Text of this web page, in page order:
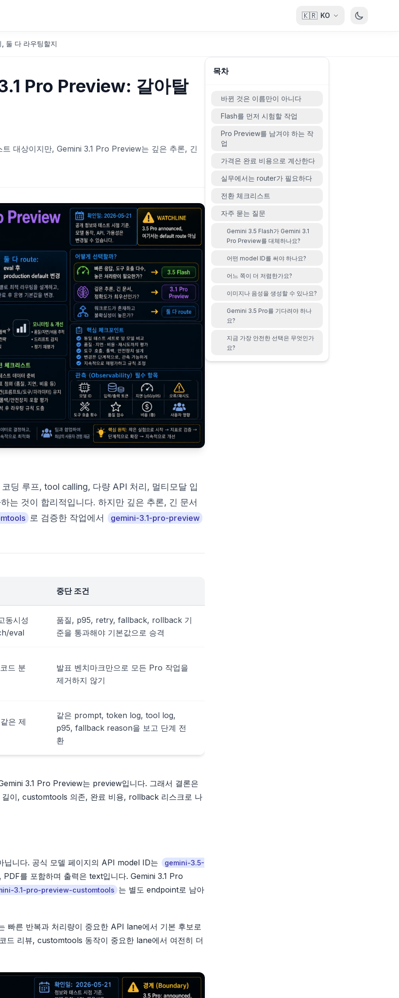
🇰🇷 KO
둘 다 라우팅할지
Pro Preview: 갈아탈
대상이지만, Gemini 3.1 Pro Preview는 깊은 추론, 긴
딩 루프, tool calling, 다량 API 처리, 멀티모달 입
는 것이 합리적입니다. 하지만 깊은 추론, 긴 문서
로 검증한 작업에서 gemini-3.1-pro-preview
중단 조건
동시성
eval
품질, p95, retry, fallback, rollback 기
준을 통과해야 기본값으로 승격
드 분
발표 벤치마크만으로 모든 Pro 작업을
제거하지 않기
은 제
같은 prompt, token log, tool log,
p95, fallback reason을 보고 단계 전
환
3.1 Pro Preview는 preview입니다. 그래서 결론은
길이, customtools 의존, 완료 비용, rollback 리스크로 나
니다. 공식 모델 페이지의 API model ID는
gemini-3.5-
를 포함하며 출력은 text입니다. Gemini 3.1 Pro
3.1-pro-preview-customtools 는 별도 endpoint로 남아
빠른 반복과 처리량이 중요한 API lane에서 기본 후보로
드 리뷰, customtools 동작이 중요한 lane에서 여전히 더
목차
바뀐 것은 이름만이 아니다
Flash를 먼저 시험할 작업
Pro Preview를 남겨야 하는 작
업
가격은 완료 비용으로 계산한다
실무에서는 router가 필요하다
전환 체크리스트
자주 묻는 질문
Gemini 3.5 Flash가 Gemini 3.1
Pro Preview를 대체하나요?
어떤 model ID를 써야 하나요?
어느 쪽이 더 저렴한가요?
이미지나 음성을 생성할 수 있나요?
Gemini 3.5 Pro를 기다려야 하나
요?
지금 가장 안전한 선택은 무엇인가
요?